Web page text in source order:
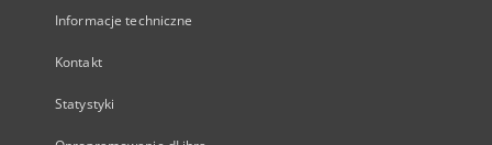
Informacje techniczne
Kontakt
Statystyki